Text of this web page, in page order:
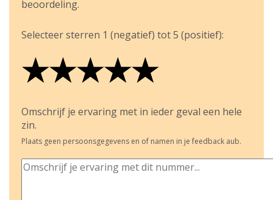
beoordeling.
Selecteer sterren 1 (negatief) tot 5 (positief):
★
★★
★★★
★★★★
★★★★★
Omschrijf je ervaring met in ieder geval een hele
zin.
Plaats geen persoonsgegevens en of namen in je feedback aub.